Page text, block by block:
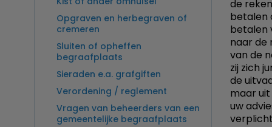
Opgraven en herbegraven of
cremeren
Sluiten of opheffen
begraafplaats
Sieraden e.a. grafgiften
Verordening / reglement
Vragen van beheerders van een
gemeentelijke begraafplaats
de
betalen
betalen
naar de
van de
zij zich
de
maar
uw